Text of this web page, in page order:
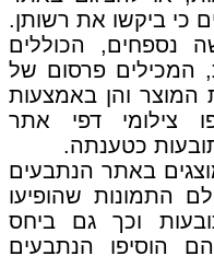
כי ביקשו את רשותן.
נספחים, הכוללים
המכילים פרסום של
המוצר והן באמצעות
צילומי דפי אתר
כטענתה.
באתר הנתבעים
התמונות שהופיעו
וכך גם ביחס
הוסיפו הנתבעים